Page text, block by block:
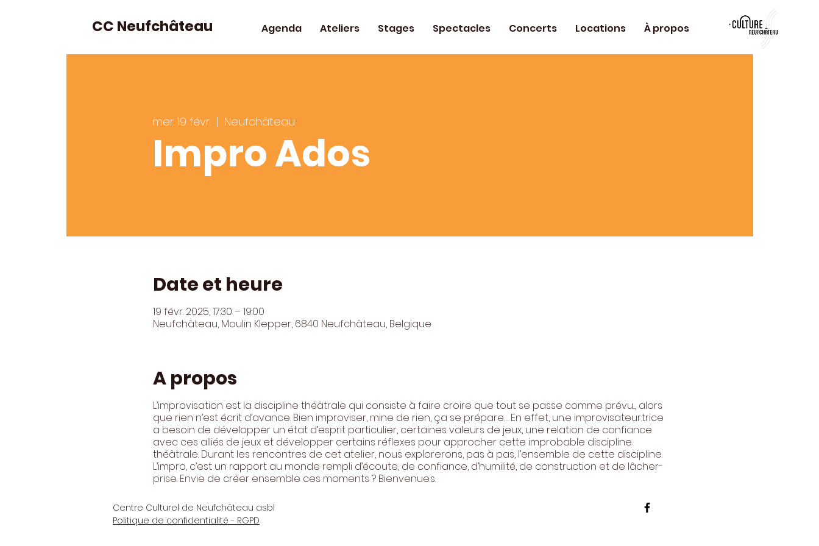
CC Neufchâteau Agenda Ateliers Stages Spectacles Concerts Locations À propos
mer. 19 févr.
  |
Neufchâteau
Impro Ados
Date et heure
19 févr. 2025, 17:30 – 19:00
Neufchâteau, Moulin Klepper, 6840 Neufchâteau, Belgique
A propos
L’improvisation est la discipline théâtrale qui consiste à faire croire que tout se passe comme prévu..., alors
que rien n’est écrit d’avance. Bien improviser, mine de rien, ça se prépare… En effet, un.e improvisateur.trice
a besoin de développer un état d’esprit particulier, certaines valeurs de jeux, une relation de confiance
avec ces alliés de jeux et développer certains réflexes pour approcher cette improbable discipline
théâtrale. Durant les rencontres de cet atelier, nous explorerons, pas à pas, l’ensemble de cette discipline.
L’impro, c’est un rapport au monde rempli d’écoute, de confiance, d’humilité, de construction et de lâcher-
prise. Envie de créer ensemble ces moments ? Bienvenue.s.
Centre Culturel de Neufchâteau asbl
Politique de confidentialité - RGPD